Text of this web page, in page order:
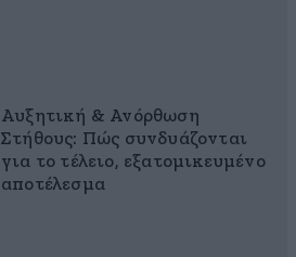
Αυξητική & Ανόρθωση
Στήθους: Πώς συνδυάζονται
για το τέλειο, εξατομικευμένο
αποτέλεσμα